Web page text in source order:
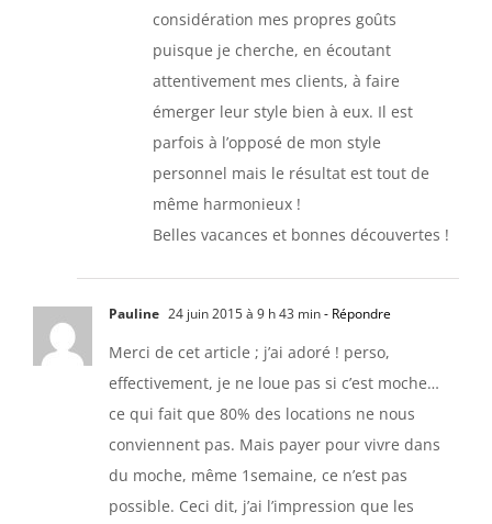
considération mes propres goûts
puisque je cherche, en écoutant
attentivement mes clients, à faire
émerger leur style bien à eux. Il est
parfois à l’opposé de mon style
personnel mais le résultat est tout de
même harmonieux !
Belles vacances et bonnes découvertes !
Pauline 24 juin 2015 à 9 h 43 min- Répondre
Merci de cet article ; j’ai adoré ! perso,
effectivement, je ne loue pas si c’est moche…
ce qui fait que 80% des locations ne nous
conviennent pas. Mais payer pour vivre dans
du moche, même 1semaine, ce n’est pas
possible. Ceci dit, j’ai l’impression que les